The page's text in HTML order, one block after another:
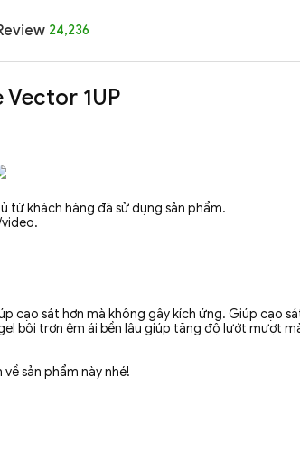
24,236
1UP
từ khách hàng đã sử dụng sản phẩm.
cạo sát hơn mà không gây kích ứng. Giúp cạo
bôi trơn êm ái bền lâu giúp tăng độ lướt mượt
về sản phẩm này nhé!